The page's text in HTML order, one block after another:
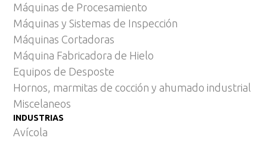
Máquinas de Procesamiento
Máquinas y Sistemas de Inspección
Máquinas Cortadoras
Máquina Fabricadora de Hielo
Equipos de Desposte
Hornos, marmitas de cocción y ahumado industrial
Miscelaneos
INDUSTRIAS
Avícola